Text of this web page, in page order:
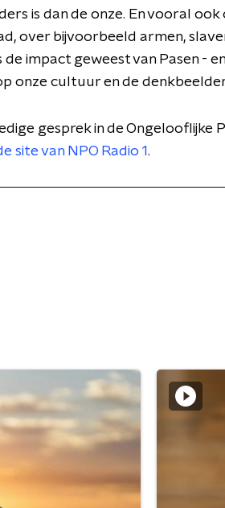
is dan de onze. En vooral
over bijvoorbeeld armen,
de impact geweest van Pasen -
onze cultuur en de
gesprek in de Ongelooflijke
site van NPO Radio 1.